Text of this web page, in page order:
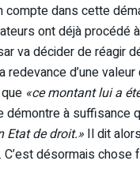
compte dans cette
ont déjà procédé
va décider de réagir
d’une
«ce montant lui a
démontre à suffisance
Etat de droit.» Il dit
désormais chose